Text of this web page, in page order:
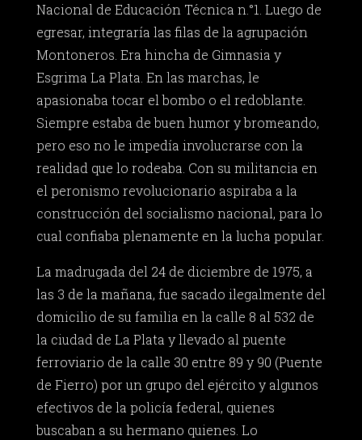
Nacional de Educación Técnica n.°1. Luego de
egresar, integraría las filas de la agrupación
Montoneros. Era hincha de Gimnasia y
Esgrima La Plata. En las marchas, le
apasionaba tocar el bombo o el redoblante.
Siempre estaba de buen humor y bromeando,
pero eso no le impedía involucrarse con la
realidad que lo rodeaba. Con su militancia en
el peronismo revolucionario aspiraba a la
construcción del socialismo nacional, para lo
cual confiaba plenamente en la lucha popular.
La madrugada del 24 de diciembre de 1975, a
las 3 de la mañana, fue sacado ilegalmente del
domicilio de su familia en la calle 8 al 532 de
la ciudad de La Plata y llevado al puente
ferroviario de la calle 30 entre 89 y 90 (Puente
de Fierro) por un grupo del ejército y algunos
efectivos de la policía federal, quienes
buscaban a su hermano quienes. Lo